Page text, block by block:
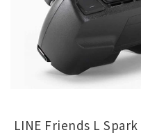
LINE Friends L Spark